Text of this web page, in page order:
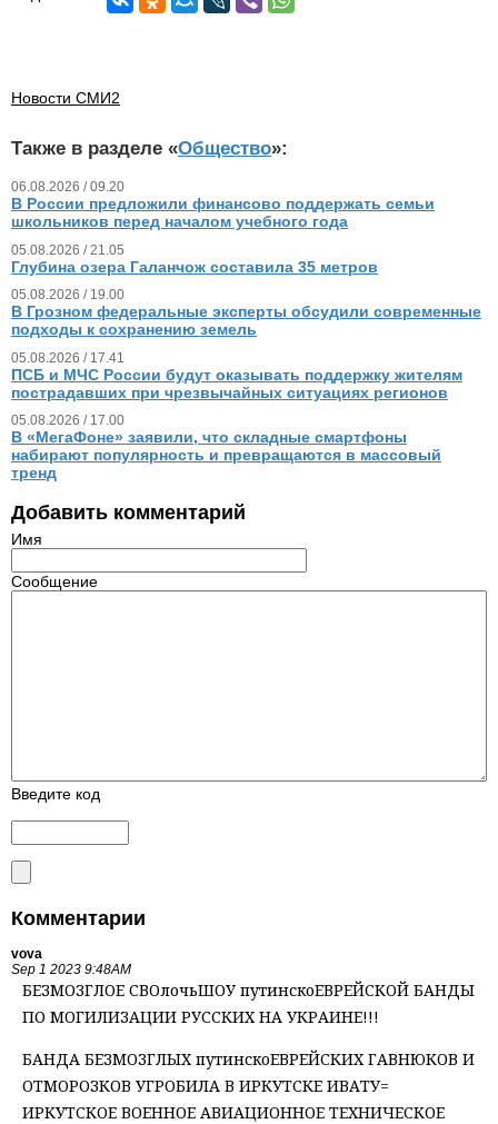
Новости СМИ2
Также в разделе «Общество»:
06.08.2026 / 09.20
В России предложили финансово поддержать семьи
школьников перед началом учебного года
05.08.2026 / 21.05
Глубина озера Галанчож составила 35 метров
05.08.2026 / 19.00
В Грозном федеральные эксперты обсудили современные
подходы к сохранению земель
05.08.2026 / 17.41
ПСБ и МЧС России будут оказывать поддержку жителям
пострадавших при чрезвычайных ситуациях регионов
05.08.2026 / 17.00
В «МегаФоне» заявили, что складные смартфоны
набирают популярность и превращаются в массовый
тренд
Добавить комментарий
Имя
Сообщение
Введите код
Комментарии
vova
Sep 1 2023 9:48AM
БЕЗМОЗГЛОЕ СВОлочьШОУ путинскоЕВРЕЙСКОЙ БАНДЫ
ПО МОГИЛИЗАЦИИ РУССКИХ НА УКРАИНЕ!!!
БАНДА БЕЗМОЗГЛЫХ путинскоЕВРЕЙСКИХ ГАВНЮКОВ И
ОТМОРОЗКОВ УГРОБИЛА В ИРКУТСКЕ ИВАТУ=
ИРКУТСКОЕ ВОЕННОЕ АВИАЦИОННОЕ ТЕХНИЧЕСКОЕ